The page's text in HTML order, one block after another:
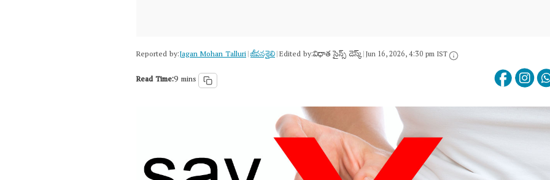
Reported by:Jagan Mohan Talluri|జీవనశైలి|Edited by:విధాత సైన్స్ డెస్క్|Jun 16, 2026, 4:30 pm IST
Read Time:9 mins